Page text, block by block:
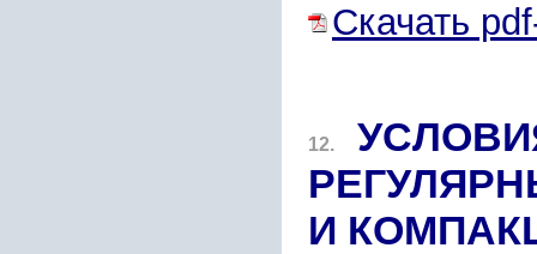
Скачать
12.
И